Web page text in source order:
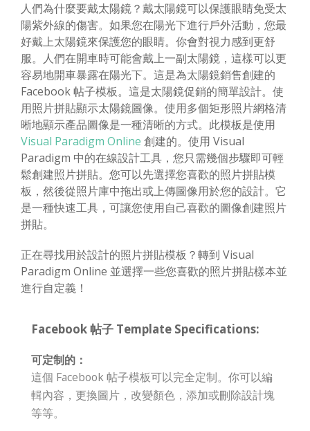
人們為什麼要戴太陽鏡？戴太陽鏡可以保護眼睛免受太
陽紫外線的傷害。如果您在陽光下進行戶外活動，您最
好戴上太陽鏡來保護您的眼睛。你會對視力感到更舒
服。人們在開車時可能會戴上一副太陽鏡，這樣可以更
容易地開車暴露在陽光下。這是為太陽鏡銷售創建的
Facebook 帖子模板。這是太陽鏡促銷的簡單設計。使
用照片拼貼顯示太陽鏡圖像。使用多個矩形照片網格清
晰地顯示產品圖像是一種清晰的方式。此模板是使用
Visual Paradigm Online 創建的。使用 Visual
Paradigm 中的在線設計工具，您只需幾個步驟即可輕
鬆創建照片拼貼。您可以先選擇您喜歡的照片拼貼模
板，然後從照片庫中拖出或上傳圖像用於您的設計。它
是一種快速工具，可讓您使用自己喜歡的圖像創建照片
拼貼。
正在尋找用於設計的照片拼貼模板？轉到 Visual
Paradigm Online 並選擇一些您喜歡的照片拼貼樣本並
進行自定義！
Facebook 帖子 Template Specifications:
可定制的：
這個 Facebook 帖子模板可以完全定制。你可以編
輯內容，更換圖片，改變顏色，添加或刪除設計塊
等等。